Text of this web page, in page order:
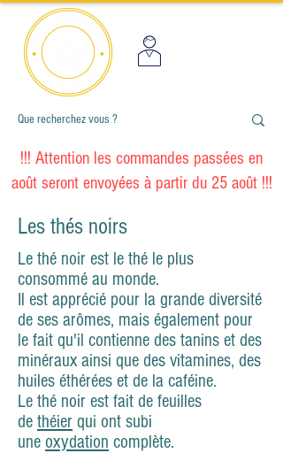
!!! Attention les commandes passées en
août seront envoyées à partir du 25 août !!!
Les thés noirs
Le thé noir est le thé le plus
consommé au monde.
Il est apprécié pour la grande diversité
de ses arômes, mais également pour
le fait qu'il contienne des tanins et des
minéraux ainsi que des vitamines, des
huiles éthérées et de la caféine.
Le thé noir est fait de feuilles
de théier qui ont subi
une oxydation complète.